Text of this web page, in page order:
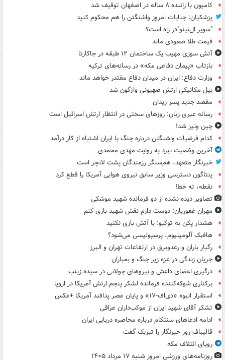
کامیون با راننده ۸ ساله در اصفهان توقیف شد
پزشکیان: جنایات امروز واشنگتن را هم محکوم کنید
"سوپر ال‌نینو"در راه است؟
قیمت طلا صعودی ماند
آتش سوزی مهیب یک ساختمان ۱۲ طبقه در جاکارتا
بازتاب «پیمان دفاعی مکه» در رسانه‌های ترکیه
وزارت دفاع: ایران در میدان دفاع مقتدر خواهد ماند
بیل مکانیکی ارتش صهیونی واژگون شد
مقصد جدید پسر زیدان
رسانه عبری زبان: روزهای سختی در انتظار ارتش اسرائیل است
چین ونیز شد!
کدام فرضیات واشنگتن درباره جنگ با ایران اشتباه از کار درآمد
آخرین وضعیت نبرد به روایت مهدی محمدی
خبرنگار متعهد، هم‌سنگر رزمندگان پشت لانچر است
پنتاگون دسترسی وزیر سابق نیروی هوایی آمریکا را قطع کرد
نقطه، ته خط!
تصاویر دیده‌ نشده از دو فرمانده شهید موشکی
مهران غفوریان: دوست دارم نقش شهید بازی کنم
هشدار پکن به توکیو: با آتش بازی نکنید
هافبک آلومینیوم، پرسپولیسی می‌شود؟
رگبار باران و رعدوبرق در ارتفاعات تهران و البرز
جریان زندگی در غزه زیر جنگ و بمباران
درگیری اعضای داعش و نیروهای جولانی در سیده زینب
برکناری شوکه‌کننده فرمانده لشکر پنجم ارتش آمریکا در اروپا
استقرار انبوه «دی‌اف‑۱۷» و پایان عصر پدافند آمریکا +عکس
تشکر آقای شهید ایران از موکب‌داران عراقی
ادامه ادعاهای سنتکام درباره محاصره دریایی ایران
قالیباف روز خبرنگار را تبریک گفت
رویای ائتلاف مکه
روزنامه‌های ورزشی امروز ‌شنبه ۱۷ مرداد ۱۴۰۵